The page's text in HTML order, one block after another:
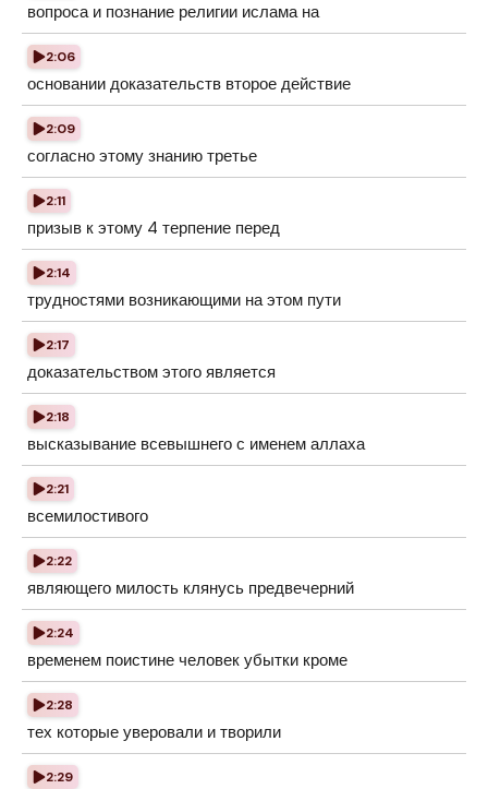
вопроса и познание религии ислама на
2:06
основании доказательств второе действие
2:09
согласно этому знанию третье
2:11
призыв к этому 4 терпение перед
2:14
трудностями возникающими на этом пути
2:17
доказательством этого является
2:18
высказывание всевышнего с именем аллаха
2:21
всемилостивого
2:22
являющего милость клянусь предвечерний
2:24
временем поистине человек убытки кроме
2:28
тех которые уверовали и творили
2:29